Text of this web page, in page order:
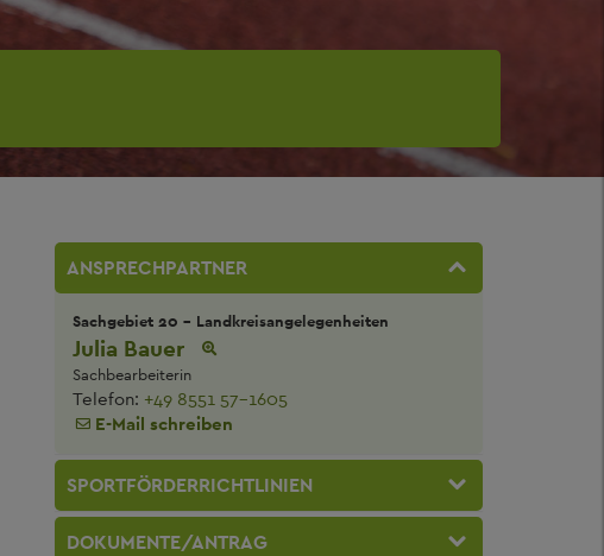
ANSPRECHPARTNER
Sachgebiet 20 - Landkreisangelegenheiten
Julia Bauer
Sachbearbeiterin
Telefon: +49 8551 57-1605
E-Mail schreiben
SPORTFÖRDERRICHTLINIEN
DOKUMENTE/ANTRAG